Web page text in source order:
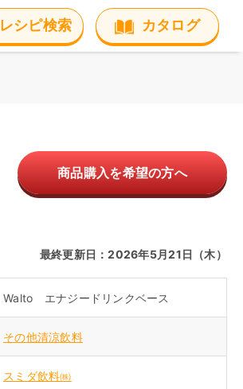
レシピ検索 カタログ
商品購入を希望の方へ
最終更新日：2026年5月21日（木）
Walto エナジードリンクベース
その他清涼飲料
スミダ飲料㈱